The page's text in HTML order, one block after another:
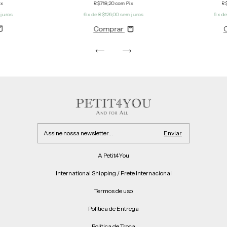
R$718,20com Pix
6 x deR$126,00 sem juros
Comprar
6 x
A Petit4You
International Shipping / Frete Internacional
Termos de uso
Política de Entrega